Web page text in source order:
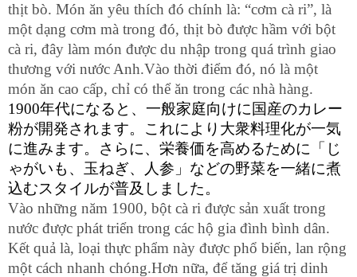
thịt bò. Món ăn yêu thích đó chính là: “cơm cà ri”, là
một dạng cơm mà trong đó, thịt bò được hầm với bột
cà ri, đây làm món được du nhập trong quá trình giao
thương với nước Anh.Vào thời điểm đó, nó là một
món ăn cao cấp, chỉ có thể ăn trong các nhà hàng.
1900年代になると、一般家庭向けに国産のカレー
粉が開発されます。これにより大衆料理化が一気
に進みます。さらに、栄養価を高めるために「じ
ゃがいも、玉ねぎ、人参」などの野菜を一緒に煮
込むスタイルが普及しました。
Vào những năm 1900, bột cà ri được sản xuất trong
nước được phát triển trong các hộ gia đình bình dân.
Kết quả là, loại thực phẩm này được phổ biến, lan rộng
một cách nhanh chóng.Hơn nữa, để tăng giá trị dinh